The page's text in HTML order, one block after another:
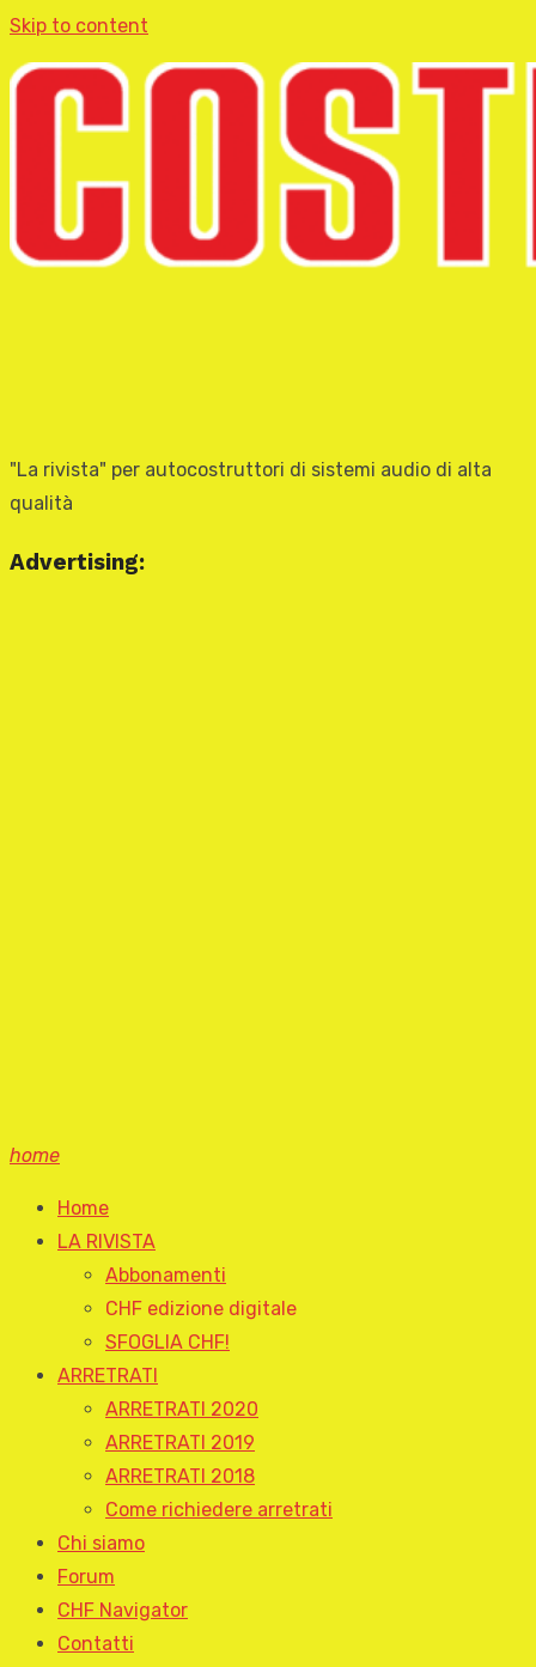
Skip to content
"La rivista" per autocostruttori di sistemi audio di alta
qualità
Advertising:
home
Home
LA RIVISTA
Abbonamenti
CHF edizione digitale
SFOGLIA CHF!
ARRETRATI
ARRETRATI 2020
ARRETRATI 2019
ARRETRATI 2018
Come richiedere arretrati
Chi siamo
Forum
CHF Navigator
Contatti